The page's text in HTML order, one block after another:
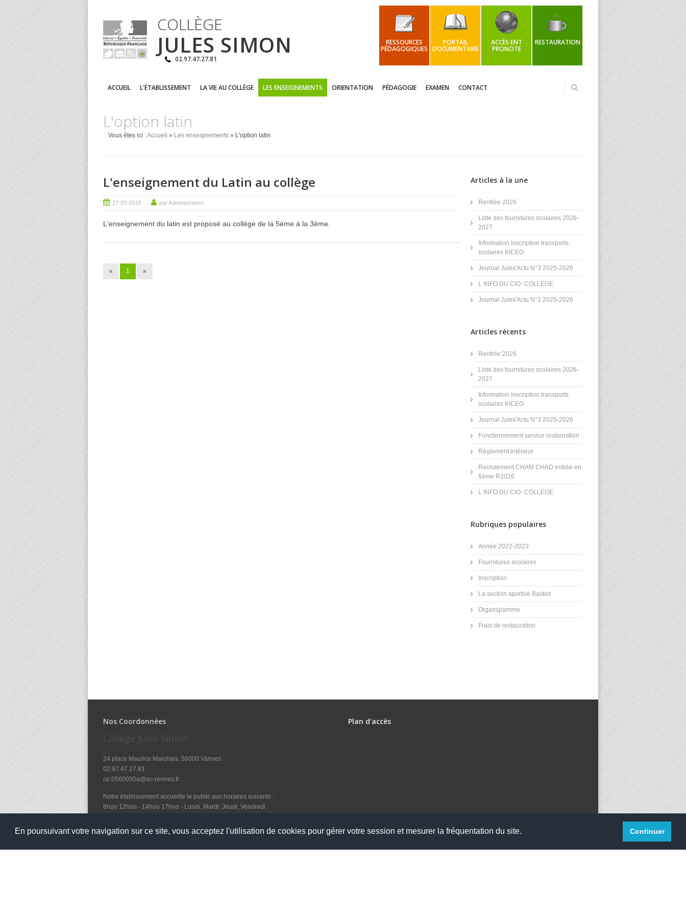
En poursuivant votre navigation sur ce site, vous acceptez l'utilisation de cookies pour gérer votre session et mesurer la fréquentation du site. Continuer
COLLÈGE
JULES SIMON
02.97.47.27.81
RESSOURCES
PÉDAGOGIQUES
PORTAIL
DOCUMENTAIRE
ACCÈS ENT
PRONOTE
RESTAURATION
ACCUEIL L'ÉTABLISSEMENT LA VIE AU COLLÈGE LES ENSEIGNEMENTS ORIENTATION PÉDAGOGIE EXAMEN CONTACT
L'option latin
Vous êtes ici :Accueil » Les enseignements » L'option latin
L'enseignement du Latin au collège
27-03-2019 par Administrateur
L'enseignement du latin est proposé au collège de la 5ème à la 3ème.
« 1 »
Articles à la une
Rentrée 2026
Liste des fournitures scolaires 2026-
2027
Information inscription transports
scolaires KICEO
Journal Jules'Actu N°3 2025-2026
L INFO DU CIO- COLLEGE
Journal Jules'Actu N°1 2025-2026
Articles récents
Rentrée 2026
Liste des fournitures scolaires 2026-
2027
Information inscription transports
scolaires KICEO
Journal Jules'Actu N°3 2025-2026
Fonctionnement service restauration
Règlement Intérieur
Recrutement CHAM CHAD entrée en
6ème R2026
L INFO DU CIO- COLLEGE
Rubriques populaires
Année 2022-2023
Fournitures scolaires
Inscription
La section sportive Basket
Organigramme
Frais de restauration
Nos Coordonnées
Collège Jules Simon
24 place Maurice Marchais, 56000 Vannes
02.97.47.27.81
ce.0560050a@ac-rennes.fr
Notre établissement accueille le public aux horaires suivants :
8hoo 12hoo - 14hoo 17hoo - Lundi, Mardi, Jeudi, Vendredi
Plan d'accès